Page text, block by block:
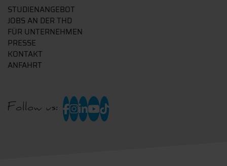
STUDIENANGEBOT
JOBS AN DER THD
FÜR UNTERNEHMEN
PRESSE
KONTAKT
ANFAHRT
Follow us: